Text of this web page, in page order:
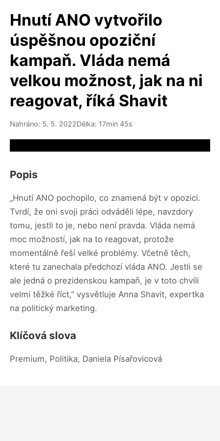
Hnutí ANO vytvořilo
úspěšnou opoziční
kampaň. Vláda nemá
velkou možnost, jak na ni
reagovat, říká Shavit
Nahráno: 5. 5. 2022Délka: 17min 45s
Popis
„Hnutí ANO pochopilo, co znamená být v opozici.
Tvrdí, že oni svoji práci odváděli lépe, navzdory
tomu, jestli to je, nebo není pravda. Vláda nemá
moc možností, jak na to reagovat, protože
momentálně řeší velké problémy. Včetně těch,
které tu zanechala předchozí vláda ANO. Jestli se
ale jedná o prezidenskou kampaň, je v toto chvíli
velmi těžké říct,” vysvětluje Anna Shavit, expertka
na politický marketing.
Klíčová slova
Premium, Politika, Daniela Písařovicová